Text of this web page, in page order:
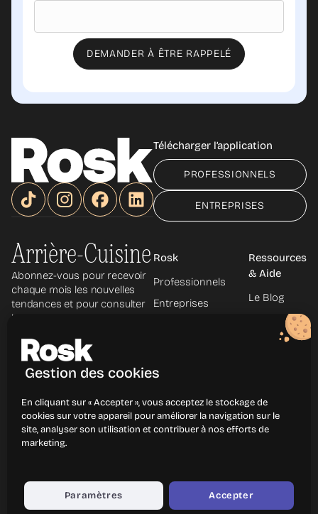
Arrière-Cuisine
Abonnez-vous pour recevoir
chaque mois les nouvelles
tendances et pour consulter
les archives.
Rosk
Professionnels
Entreprises
Ressources
& Aide
Le Blog
Le Podcast
Contact
Télécharger l’application
PROFESSIONNELS
ENTREPRISES
© Rosk - Tous droits réservés
Mentions légales
CGP
Gestion des cookies
En cliquant sur « Accepter », vous acceptez le stockage de
cookies sur votre appareil pour améliorer la navigation sur le
site, analyser son utilisation et contribuer à nos efforts de
marketing.
Accepter
Paramètres